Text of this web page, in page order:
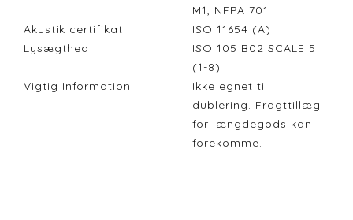
M1, NFPA 701
Akustik certifikat
ISO 11654 (A)
Lysægthed
ISO 105 B02 SCALE 5
(1-8)
Vigtig Information
Ikke egnet til
dublering. Fragttillæg
for længdegods kan
forekomme.